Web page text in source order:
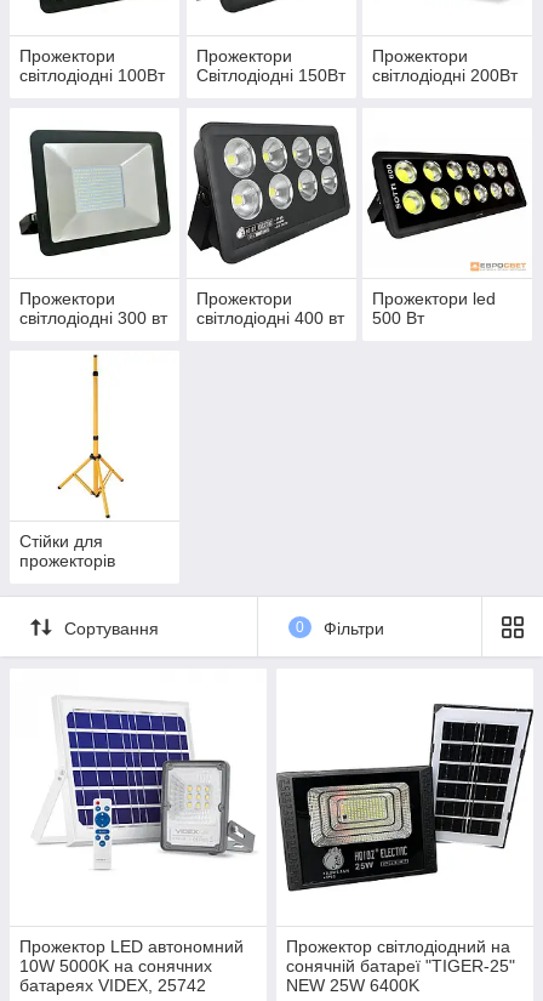
Прожектори
світлодіодні 100Вт
Прожектори
Світлодіодні 150Вт
Прожектори
світлодіодні 200Вт
Прожектори
світлодіодні 300 вт
Прожектори
світлодіодні 400 вт
Прожектори led
500 Вт
Стійки для
прожекторів
Сортування 0 Фільтри
Прожектор LED автономний
10W 5000K на сонячних
батареях VIDEX, 25742
Прожектор світлодіодний на
сонячній батареї "TIGER-25"
NEW 25W 6400K